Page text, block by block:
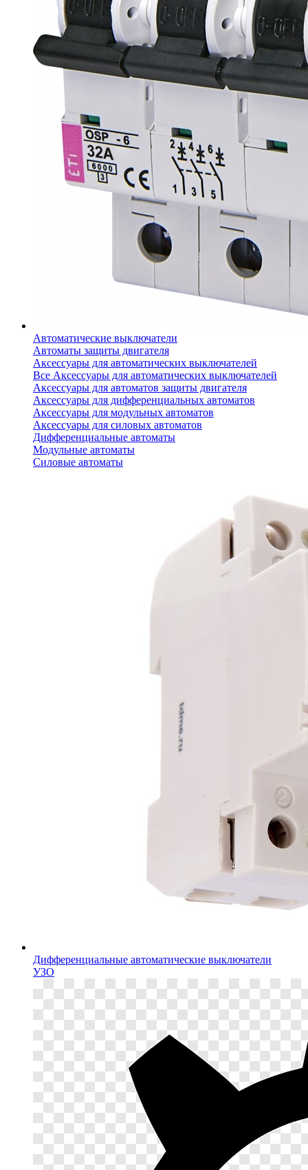
Автоматические выключатели
Автоматы защиты двигателя
Аксессуары для автоматических выключателей
Все Аксессуары для автоматических выключателей
Аксессуары для автоматов защиты двигателя
Аксессуары для дифференциальных автоматов
Аксессуары для модульных автоматов
Аксессуары для силовых автоматов
Дифференциальные автоматы
Модульные автоматы
Силовые автоматы
Дифференциальные автоматические выключатели
УЗО